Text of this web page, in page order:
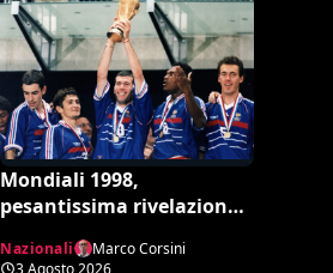
Mondiali 1998,
pesantissima rivelazione:
antidoping nei confronti
Nazionali
Marco Corsini
3 Agosto 2026